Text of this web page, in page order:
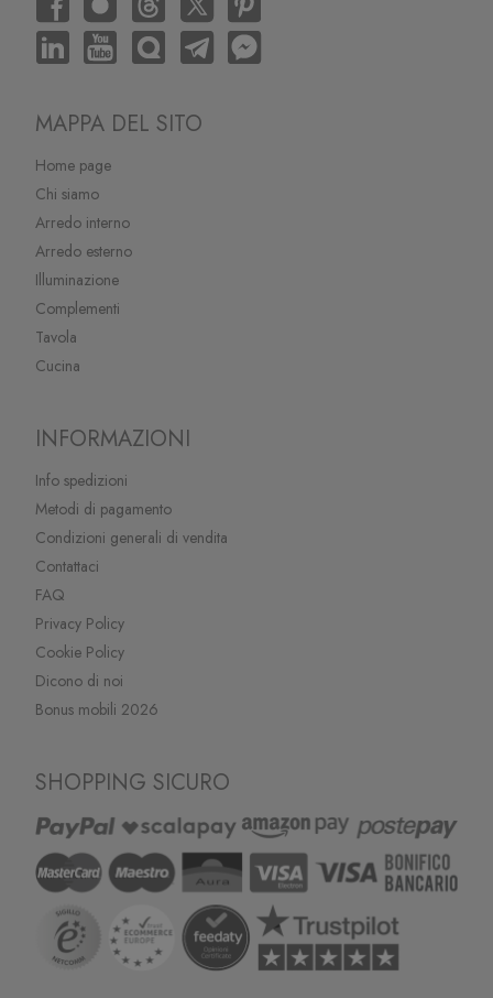
MAPPA DEL SITO
Home page
Chi siamo
Arredo interno
Arredo esterno
Illuminazione
Complementi
Tavola
Cucina
INFORMAZIONI
Info spedizioni
Metodi di pagamento
Condizioni generali di vendita
Contattaci
FAQ
Privacy Policy
Cookie Policy
Dicono di noi
Bonus mobili 2026
SHOPPING SICURO